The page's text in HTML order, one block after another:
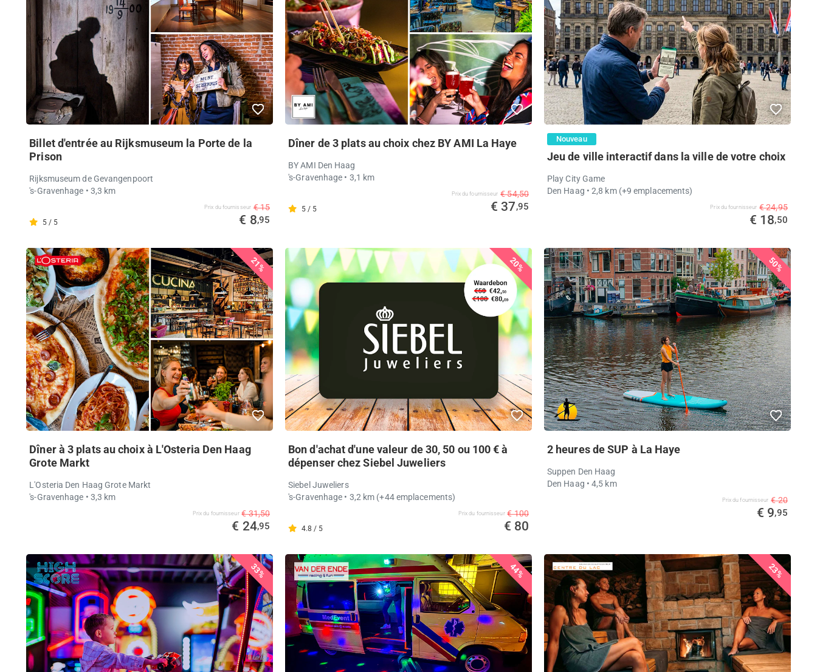
Billet d'entrée au Rijksmuseum la Porte de la
Prison
Rijksmuseum de Gevangenpoort
's-Gravenhage • 3,3 km
5 / 5
Prix ​​du fournisseur € 15
€ 8,95
Dîner de 3 plats au choix chez BY AMI La Haye
BY AMI Den Haag
's-Gravenhage • 3,1 km
5 / 5
Prix ​​du fournisseur € 54,50
€ 37,95
Nouveau
Jeu de ville interactif dans la ville de votre choix
Play City Game
Den Haag • 2,8 km(+9 emplacements)
Prix ​​du fournisseur € 24,95
€ 18,50
21%
Dîner à 3 plats au choix à L'Osteria Den Haag
Grote Markt
L'Osteria Den Haag Grote Markt
's-Gravenhage • 3,3 km
Prix ​​du fournisseur € 31,50
€ 24,95
20%
Bon d'achat d'une valeur de 30, 50 ou 100 € à
dépenser chez Siebel Juweliers
Siebel Juweliers
's-Gravenhage • 3,2 km (+44 emplacements)
4.8 / 5
Prix ​​du fournisseur € 100
€ 80
50%
2 heures de SUP à La Haye
Suppen Den Haag
Den Haag • 4,5 km
Prix ​​du fournisseur € 20
€ 9,95
33% 44% 23%